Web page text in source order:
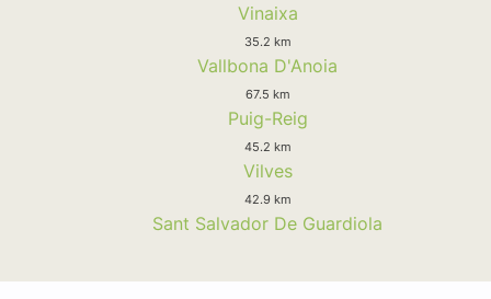
Vinaixa
35.2 km
Vallbona D'Anoia
67.5 km
Puig-Reig
45.2 km
Vilves
42.9 km
Sant Salvador De Guardiola